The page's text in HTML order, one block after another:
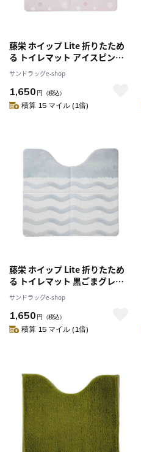
藤栄 ホイップ Lite 折りたため
る トイレマット アイスピンク
WL-009
サンドラッグe-shop
1,650 円 （税込）
積算 15 マイル (1倍)
藤栄 ホイップ Lite 折りたため
る トイレマット 黒ごまグレー
WL-012
サンドラッグe-shop
1,650 円 （税込）
積算 15 マイル (1倍)